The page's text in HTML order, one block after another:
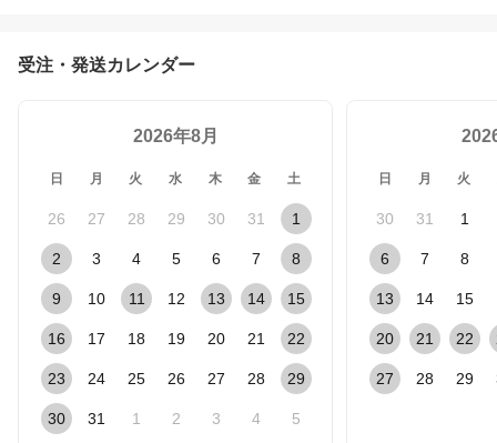
受注・発送カレンダー
2026年8月
日 月 火 水 木 金 土
26 27 28 29 30 31 1
2 3 4 5 6 7 8
9 10 11 12 13 14 15
16 17 18 19 20 21 22
23 24 25 26 27 28 29
30 31 1 2 3 4 5
日 月 火
30 31 1
6 7 8
13 14 15
20 21 22
27 28 29